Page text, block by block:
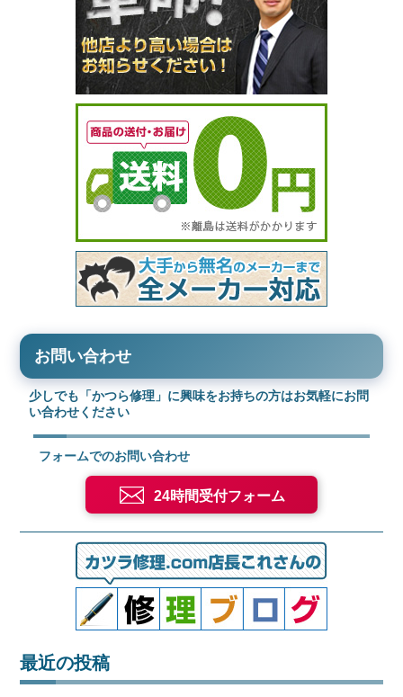
お問い合わせ
少しでも「かつら修理」に興味をお持ちの方はお気軽にお問
い合わせください
フォームでのお問い合わせ
24時間受付フォーム
最近の投稿